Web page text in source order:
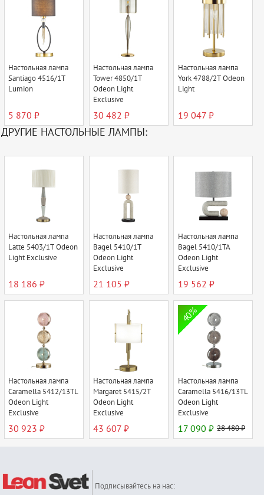
Настольная лампа
Santiago 4516/1T
Lumion
5 870 ₽
Настольная лампа
Tower 4850/1T
Odeon Light
Exclusive
30 482 ₽
Настольная лампа
York 4788/2T Odeon
Light
19 047 ₽
ДРУГИЕ НАСТОЛЬНЫЕ ЛАМПЫ:
Настольная лампа
Latte 5403/1T Odeon
Light Exclusive
18 186 ₽
Настольная лампа
Bagel 5410/1T
Odeon Light
Exclusive
21 105 ₽
Настольная лампа
Bagel 5410/1TA
Odeon Light
Exclusive
19 562 ₽
Настольная лампа
Caramella 5412/13TL
Odeon Light
Exclusive
30 923 ₽
Настольная лампа
Margaret 5415/2T
Odeon Light
Exclusive
43 607 ₽
40%
Настольная лампа
Caramella 5416/13TL
Odeon Light
Exclusive
17 090 ₽ 28 480 ₽
Подписывайтесь на нас: